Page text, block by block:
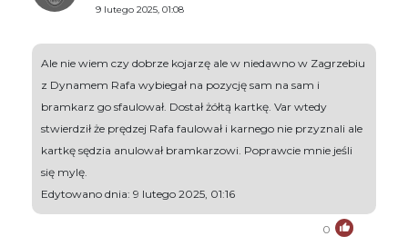
9 lutego 2025, 01:08
Ale nie wiem czy dobrze kojarzę ale w niedawno w Zagrzebiu
z Dynamem Rafa wybiegał na pozycję sam na sam i
bramkarz go sfaulował. Dostał żółtą kartkę. Var wtedy
stwierdził że prędzej Rafa faulował i karnego nie przyznali ale
kartkę sędzia anulował bramkarzowi. Poprawcie mnie jeśli
się mylę.
Edytowano dnia: 9 lutego 2025, 01:16
0